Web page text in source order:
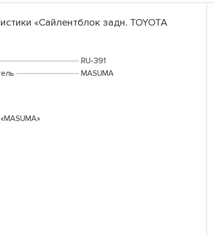
«Сайлентблок задн. TOYOTA
RU-391
MASUMA